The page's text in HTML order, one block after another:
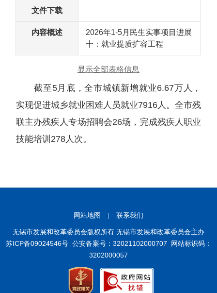
文件下载
内容概述
2026年1-5月民生实事项目进展
十：就业提质扩容工程
显示全部表格信息
截至5月底，全市城镇新增就业6.67万人，
实现促进城乡就业困难人员就业7916人。全市残
联主办残疾人专场招聘会26场，完成残疾人职业
技能培训278人次。
网站地图 联系我们
无锡市发展和改革委员会版权所有 无锡市发展和改革委员会主办
苏ICP备09024546号 公安备案号：32021102000707 网站标识码：
3202000057